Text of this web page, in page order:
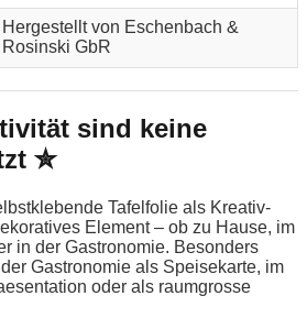
Hergestellt von Eschenbach &
Rosinski GbR
sind keine
✮
Tafelfolie als Kreativ-
Element – ob zu Hause, im
in der Gastronomie. Besonders
Gastronomie als Speisekarte, im
oder als raumgrosse